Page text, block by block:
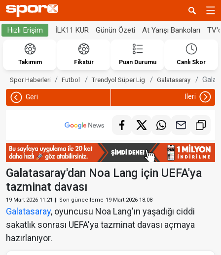
Hızlı Erişim İLK11 KUR Günün Özeti At Yarışı Bankoları
Takımım Fikstür Puan Durumu Canlı Skor
Spor Haberleri Futbol Trendyol Süper Lig Galatasaray
Geri İleri
Galatasaray'dan Noa Lang için UEFA'ya
tazminat davası
19 Mart 2026 11:21 || Son güncelleme 19 Mart 2026 18:08
Galatasaray, oyuncusu Noa Lang'ın yaşadığı ciddi
sakatlık sonrası UEFA'ya tazminat davası açmaya
hazırlanıyor.